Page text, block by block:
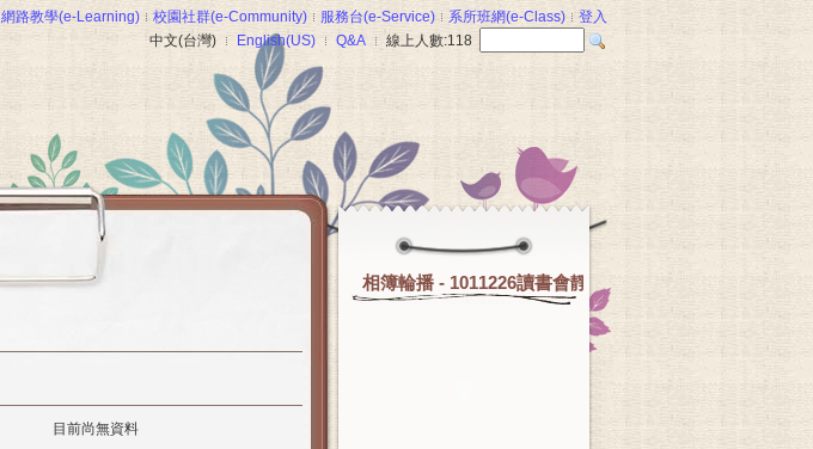
網路教學(e-Learning) 校園社群(e-Community) 服務台(e-Service) 系所班網(e-Class)
登入
中文(台灣)
English(US) Q&A 線上人數:118
相簿輪播 - 1011226讀書會靜態展暨成果發表會
目前尚無資料